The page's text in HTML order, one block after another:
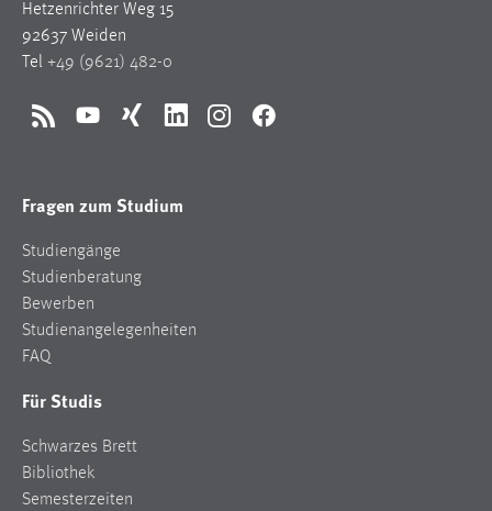
Hetzenrichter Weg 15
92637 Weiden
Tel +49 (9621) 482-0
RSS YouTubeXing LinkedInInstagramFacebook
Fragen zum Studium
Studiengänge
Studienberatung
Bewerben
Studienangelegenheiten
FAQ
Für Studis
Schwarzes Brett
Bibliothek
Semesterzeiten